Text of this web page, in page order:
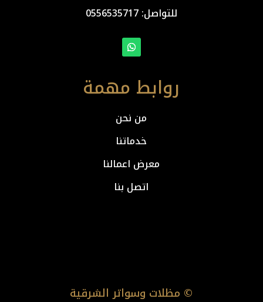
للتواصل: ⁦0556535717
روابط مهمة
من نحن
خدماتنا
معرض اعمالنا
اتصل بنا
© مظلات وسواتر الشرقية